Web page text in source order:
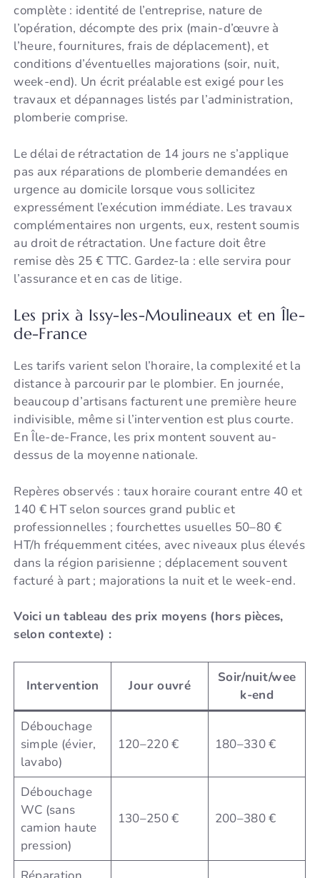
complète : identité de l’entreprise, nature de
l’opération, décompte des prix (main-d’œuvre à
l’heure, fournitures, frais de déplacement), et
conditions d’éventuelles majorations (soir, nuit,
week-end). Un écrit préalable est exigé pour les
travaux et dépannages listés par l’administration,
plomberie comprise.
Le délai de rétractation de 14 jours ne s’applique
pas aux réparations de plomberie demandées en
urgence au domicile lorsque vous sollicitez
expressément l’exécution immédiate. Les travaux
complémentaires non urgents, eux, restent soumis
au droit de rétractation. Une facture doit être
remise dès 25 € TTC. Gardez-la : elle servira pour
l’assurance et en cas de litige.
Les prix à Issy-les-Moulineaux et en Île-
de-France
Les tarifs varient selon l’horaire, la complexité et la
distance à parcourir par le plombier. En journée,
beaucoup d’artisans facturent une première heure
indivisible, même si l’intervention est plus courte.
En Île-de-France, les prix montent souvent au-
dessus de la moyenne nationale.
Repères observés : taux horaire courant entre 40 et
140 € HT selon sources grand public et
professionnelles ; fourchettes usuelles 50–80 €
HT/h fréquemment citées, avec niveaux plus élevés
dans la région parisienne ; déplacement souvent
facturé à part ; majorations la nuit et le week-end.
Voici un tableau des prix moyens (hors pièces,
selon contexte) :
Intervention Jour ouvré
Soir/nuit/wee
k-end
Débouchage
simple (évier,
lavabo)
120–220 € 180–330 €
Débouchage
WC (sans
camion haute
pression)
130–250 € 200–380 €